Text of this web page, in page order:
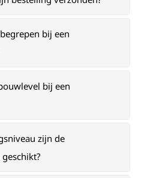
bij een
bij een
zijn de